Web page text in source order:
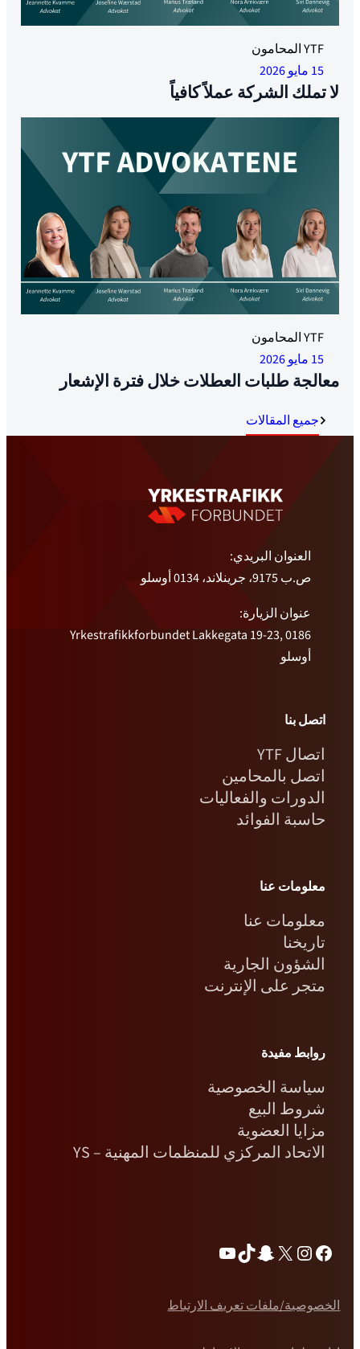
جميع المقالات
YTF المحامون
15 مايو 2026
لا تملك الشركة عملاً كافياً
YTF المحامون
15 مايو 2026
معالجة طلبات العطلات خلال فترة الإشعار
العنوان البريدي:
ص.ب 9175، جرينلاند، 0134 أوسلو
عنوان الزيارة:
Yrkestrafikkforbundet Lakkegata 19-23, 0186
أوسلو
اتصل بنا
اتصال YTF
اتصل بالمحامين
الدورات والفعاليات
حاسبة الفوائد
معلومات عنا
معلومات عنا
تاريخنا
الشؤون الجارية
متجر على الإنترنت
روابط مفيدة
سياسة الخصوصية
شروط البيع
مزايا العضوية
الاتحاد المركزي للمنظمات المهنية – YS
الخصوصية/ملفات تعريف الارتباط
فيسبوك
انستغرام
إكسسناب شات
تيك توكيوتيوب